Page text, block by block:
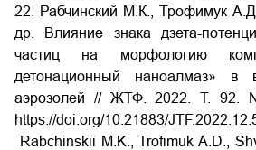
22. Рабчинский М.К., Трофимук
др. Влияние знака дзета-
частиц на морфологию
детонационный наноалмаз» в
аэрозолей // ЖТФ. 2022. Т. 92.
https://doi.org/10.21883/
Rabchinskii M.K., Trofimuk A.D.,